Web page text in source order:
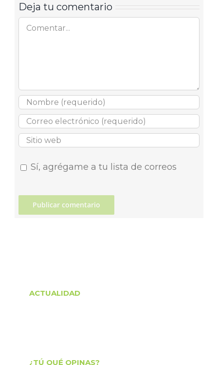
Deja tu comentario
Comentar
Sí, agrégame a tu lista de correos
ACTUALIDAD
¿TÚ QUÉ OPINAS?